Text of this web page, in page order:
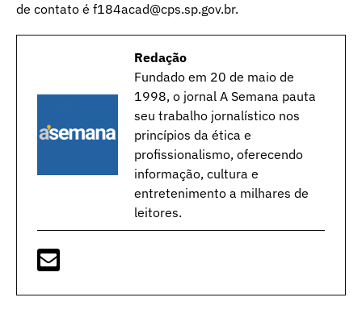
de contato é f184acad@cps.sp.gov.br.
Redação
Fundado em 20 de maio de
1998, o jornal A Semana pauta
seu trabalho jornalístico nos
princípios da ética e
profissionalismo, oferecendo
informação, cultura e
entretenimento a milhares de
leitores.